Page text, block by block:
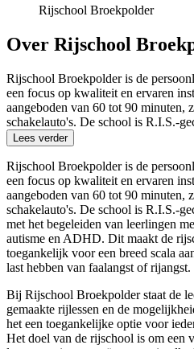
Rijschool Broekpolder
Over Rijschool
Rijschool Broekpolder is de
een focus op kwaliteit en ervaren
aangeboden van 60 tot 90 minuten,
schakelauto's. De school is R.I.S.-
Lees verder
Rijschool Broekpolder is de
een focus op kwaliteit en ervaren
aangeboden van 60 tot 90 minuten,
schakelauto's. De school is R.I.S.-
met het begeleiden van leerlingen
autisme en ADHD. Dit maakt de
toegankelijk voor een breed scala
last hebben van faalangst of rijangst.
Bij Rijschool Broekpolder staat de
gemaakte rijlessen en de
het een toegankelijke optie voor
Het doel van de rijschool is om een